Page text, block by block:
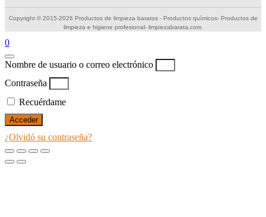
Copyright © 2015-2026 Productos de limpieza baratos - Productos químicos- Productos de
limpieza e higiene profesional- limpiezabarata.com.
0
Nombre de usuario o correo electrónico
Contraseña
Recuérdame
Acceder
¿Olvidó su contraseña?